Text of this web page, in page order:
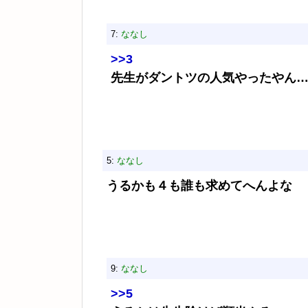
7: ななし
>>3
先生がダントツの人気やったやん…
5: ななし
うるかも４も誰も求めてへんよな
9: ななし
>>5